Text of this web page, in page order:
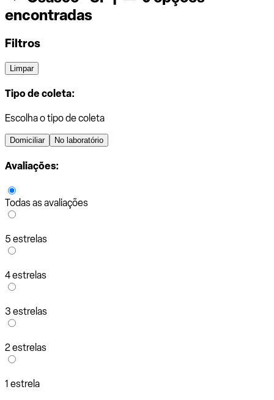
encontradas
Filtros
Limpar
Tipo de coleta:
Escolha o tipo de coleta
Domiciliar No laboratório
Avaliações:
Todas as avaliações
5 estrelas
4 estrelas
3 estrelas
2 estrelas
1 estrela